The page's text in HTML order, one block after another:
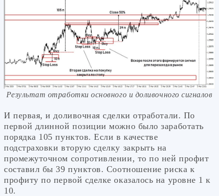
Результат отработки основного и доливочного сигналов
И первая, и доливочная сделки отработали. По
первой длинной позиции можно было заработать
порядка 105 пунктов. Если в качестве
подстраховки вторую сделку закрыть на
промежуточном сопротивлении, то по ней профит
составил бы 39 пунктов. Соотношение риска к
профиту по первой сделке оказалось на уровне 1 к
10.